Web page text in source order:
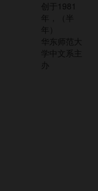
创于1981
年，（半
年）
华东师范大
学中文系主
办